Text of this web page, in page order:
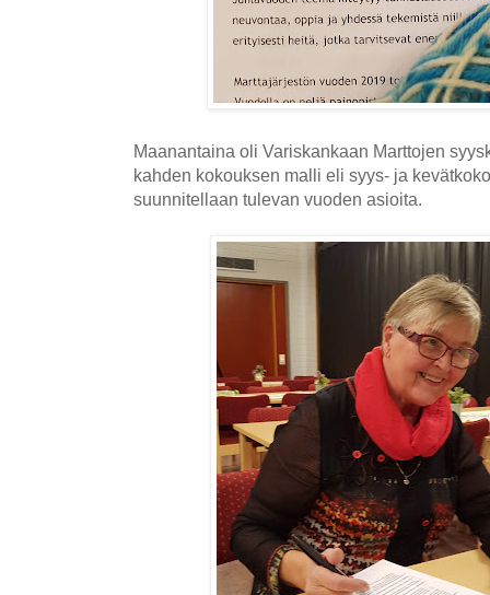
Maanantaina oli Variskankaan Marttojen
kahden kokouksen malli eli syys- ja
suunnitellaan tulevan vuoden asioita.